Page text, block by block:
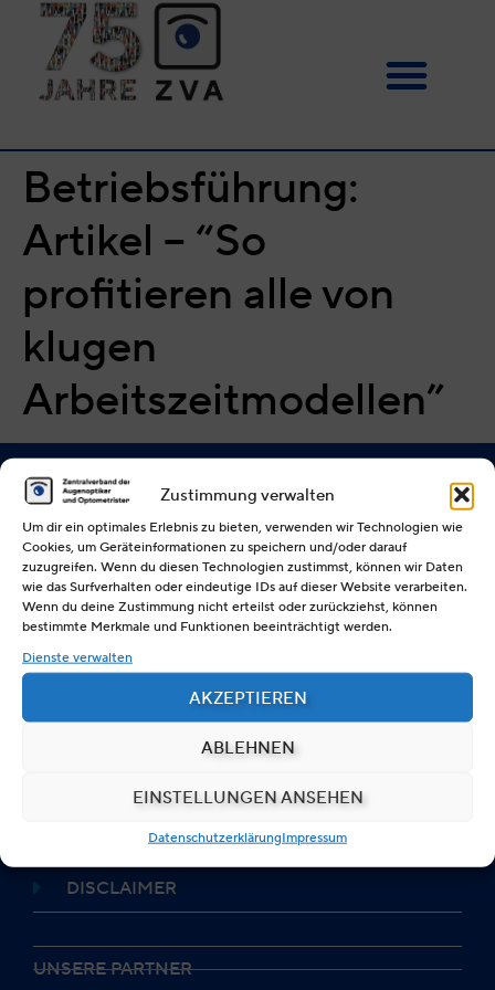
Zustimmung verwalten
Um dir ein optimales Erlebnis zu bieten, verwenden wir Technologien wie
Cookies, um Geräteinformationen zu speichern und/oder darauf
zuzugreifen. Wenn du diesen Technologien zustimmst, können wir Daten
wie das Surfverhalten oder eindeutige IDs auf dieser Website verarbeiten.
Wenn du deine Zustimmung nicht erteilst oder zurückziehst, können
bestimmte Merkmale und Funktionen beeinträchtigt werden.
Dienste verwalten
AKZEPTIEREN
ABLEHNEN
EINSTELLUNGEN ANSEHEN
DatenschutzerklärungImpressum
Betriebsführung:
Artikel – “So
profitieren alle von
klugen
Arbeitszeitmodellen”
Zentralverband der Augenoptiker
und Optometristen
Bundesinnungsverband
(§ 85 der Handwerksordnung)
Alexanderstraße 25 a
40210 Düsseldorf
Telefon: 0211 / 86 32 35 0
Telefax: 0211 / 86 32 35 35
IMPRESSUM
DATENSCHUTZERKLÄRUNG
DISCLAIMER
UNSERE PARTNER